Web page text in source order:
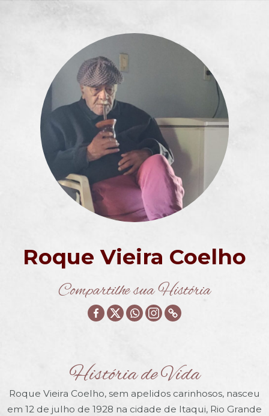
Roque Vieira Coelho
Compartilhe sua História
História de Vida
Roque Vieira Coelho, sem apelidos carinhosos, nasceu
em 12 de julho de 1928 na cidade de Itaqui, Rio Grande